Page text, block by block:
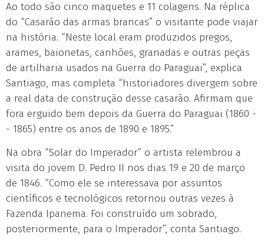
Ao todo são cinco maquetes e 11 colagens. Na réplica
do “Casarão das armas brancas” o visitante pode viajar
na história. “Neste local eram produzidos pregos,
arames, baionetas, canhões, granadas e outras peças
de artilharia usados na Guerra do Paraguai”, explica
Santiago, mas completa “historiadores divergem sobre
a real data de construção desse casarão. Afirmam que
fora erguido bem depois da Guerra do Paraguai (1860 -
- 1865) entre os anos de 1890 e 1895.”
Na obra “Solar do Imperador” o artista relembrou a
visita do jovem D. Pedro II nos dias 19 e 20 de março
de 1846. “Como ele se interessava por assuntos
científicos e tecnológicos retornou outras vezes à
Fazenda Ipanema. Foi construído um sobrado,
posteriormente, para o Imperador”, conta Santiago.